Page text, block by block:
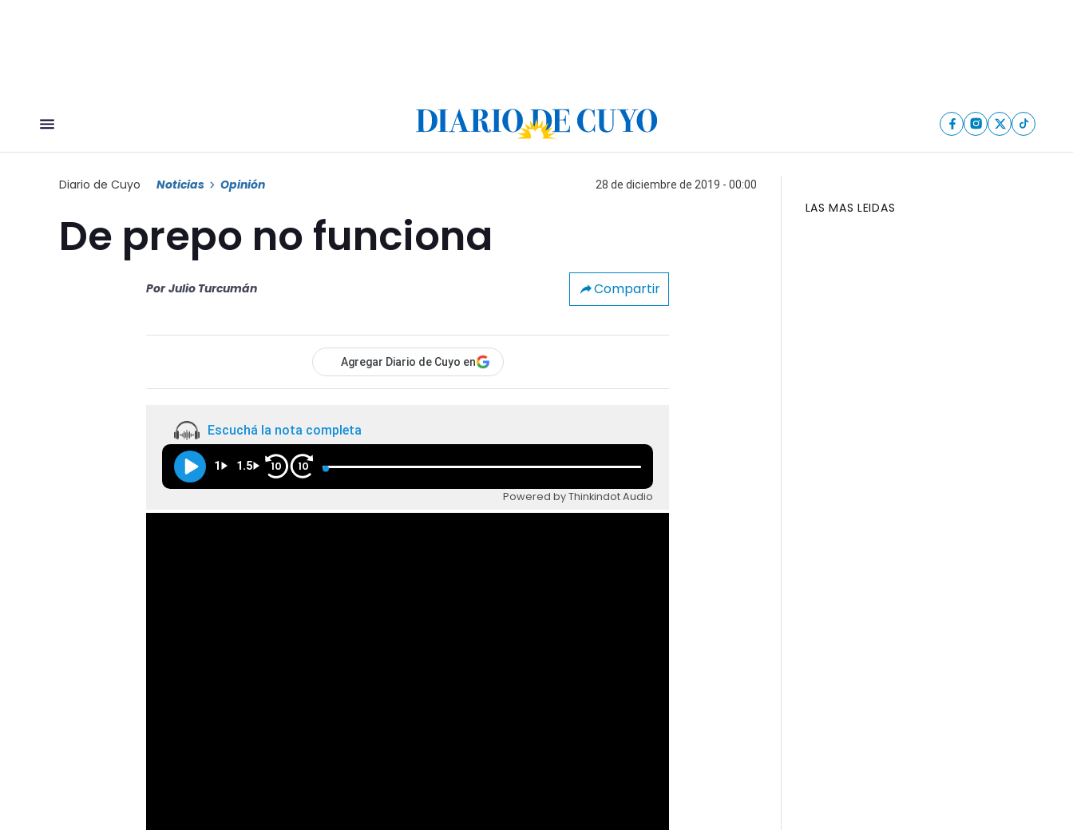
Diario de Cuyo Noticias Opinión 28 de diciembre de 2019 - 00:00
De prepo no funciona
Por Julio Turcumán Compartir
Agregar Diario de Cuyo en
Escuchá la nota completa
1 1.5 10 10
Powered by Thinkindot Audio
LAS MAS LEIDAS